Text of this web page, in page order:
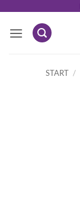
springen
START /